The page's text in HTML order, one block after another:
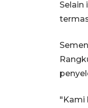
Selain
"Kami